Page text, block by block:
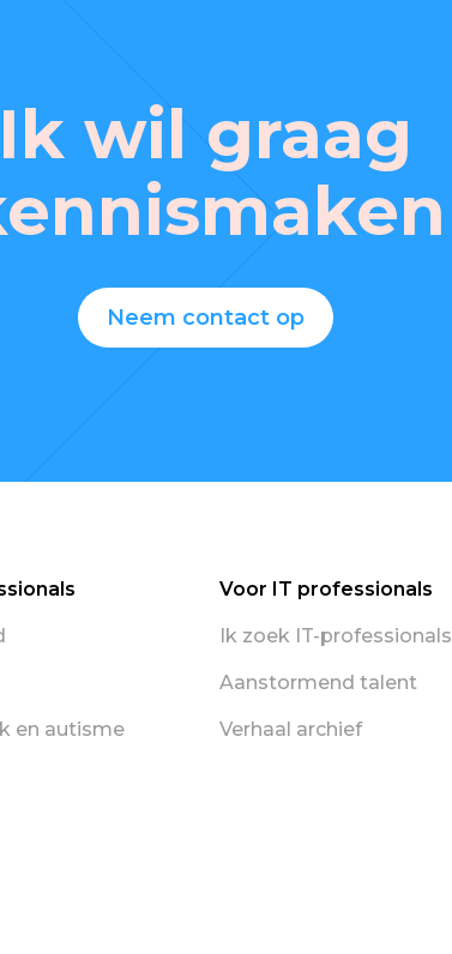
Ik wil graag
Neem contact op
en autisme
Voor IT professionals
Ik zoek IT-professionals
Aanstormend talent
Verhaal archief